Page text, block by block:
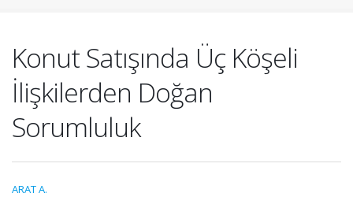
Konut Satışında Üç Köşeli
İlişkilerden Doğan
Sorumluluk
ARAT A.